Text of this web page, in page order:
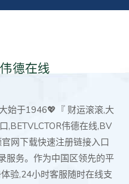
始于1946💖『 财运滚滚,大
,BETVLCTOR伟德在线,BV
网下载快速注册链接入口
服务。作为中国区领先的平
验,24小时客服随时在线支